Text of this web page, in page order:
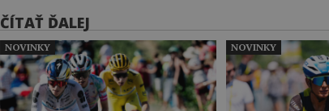
ČÍTAŤ ĎALEJ
NOVINKY NOVINKY